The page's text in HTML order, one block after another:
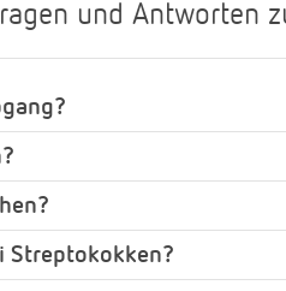
und Antworten
Streptokokken?